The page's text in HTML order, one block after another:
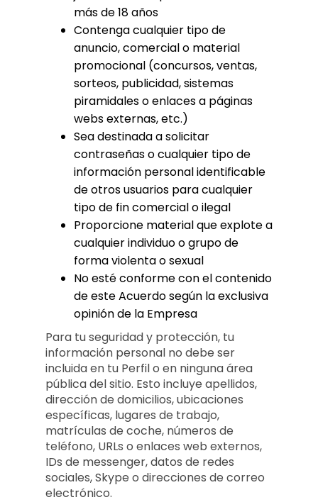
más de 18 años
Contenga cualquier tipo de
anuncio, comercial o material
promocional (concursos, ventas,
sorteos, publicidad, sistemas
piramidales o enlaces a páginas
webs externas, etc.)
Sea destinada a solicitar
contraseñas o cualquier tipo de
información personal identificable
de otros usuarios para cualquier
tipo de fin comercial o ilegal
Proporcione material que explote a
cualquier individuo o grupo de
forma violenta o sexual
No esté conforme con el contenido
de este Acuerdo según la exclusiva
opinión de la Empresa
Para tu seguridad y protección, tu
información personal no debe ser
incluida en tu Perfil o en ninguna área
pública del sitio. Esto incluye apellidos,
dirección de domicilios, ubicaciones
específicas, lugares de trabajo,
matrículas de coche, números de
teléfono, URLs o enlaces web externos,
IDs de messenger, datos de redes
sociales, Skype o direcciones de correo
electrónico.